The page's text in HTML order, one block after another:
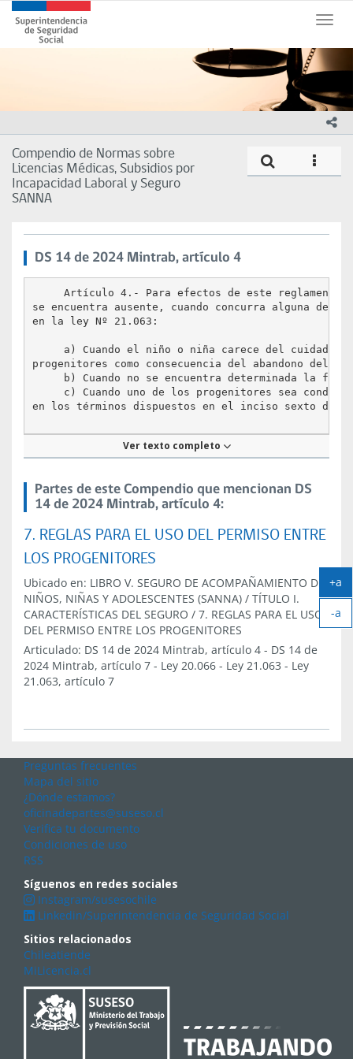
principal
Toggle
Superintendencia
de
Seguridad
Gobierno
Compendio de Normas sobre
Licencias Médicas, Subsidios por
Incapacidad Laboral y Seguro
SANNA
icono
DS 14 de 2024 Mintrab, artículo 4
Artículo 4.- Para efectos de este
se encuentra ausente, cuando concurra alguna de
en la ley Nº 21.063:
a) Cuando el niño o niña carece del cuidado
progenitores como consecuencia del abandono del
b) Cuando no se encuentra determinada la
c) Cuando uno de los progenitores sea
en los términos dispuestos en el inciso sexto del
4
Ver texto completo
Partes de este Compendio que mencionan DS
14 de 2024 Mintrab, artículo 4:
7. REGLAS PARA EL USO DEL PERMISO ENTRE
LOS PROGENITORES
Ubicado en: LIBRO V. SEGURO DE ACOMPAÑAMIENTO DE
NIÑOS, NIÑAS Y ADOLESCENTES (SANNA) / TÍTULO I.
CARACTERÍSTICAS DEL SEGURO / 7. REGLAS PARA EL USO
DEL PERMISO ENTRE LOS PROGENITORES
Articulado: DS 14 de 2024 Mintrab, artículo 4 - DS 14 de
2024 Mintrab, artículo 7 - Ley 20.066 - Ley 21.063 - Ley
21.063, artículo 7
Preguntas frecuentes
Mapa del sitio
¿Dónde estamos?
oficinadepartes@suseso.cl
Verifica tu documento
Condiciones de uso
RSS
Síguenos en redes sociales
Instagram/susesochile
Linkedin/Superintendencia de Seguridad Social
Sitios relacionados
Chileatiende
MiLicencia.cl
+a
-a